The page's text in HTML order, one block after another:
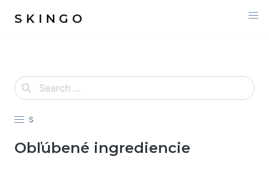
S K I N G O
S
Obľúbené ingrediencie